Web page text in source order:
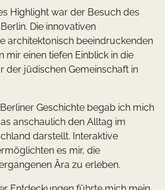
Highlight war der Besuch des
Die innovativen
architektonisch beeindruckenden
mir einen tiefen Einblick in die
der jüdischen Gemeinschaft in
Geschichte begab ich mich
anschaulich den Alltag im
darstellt. Interaktive
es mir, die
Ära zu erleben.